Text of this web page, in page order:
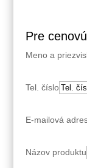
Pre
Meno a
Tel. číslo
E-mailová
Názov produktu